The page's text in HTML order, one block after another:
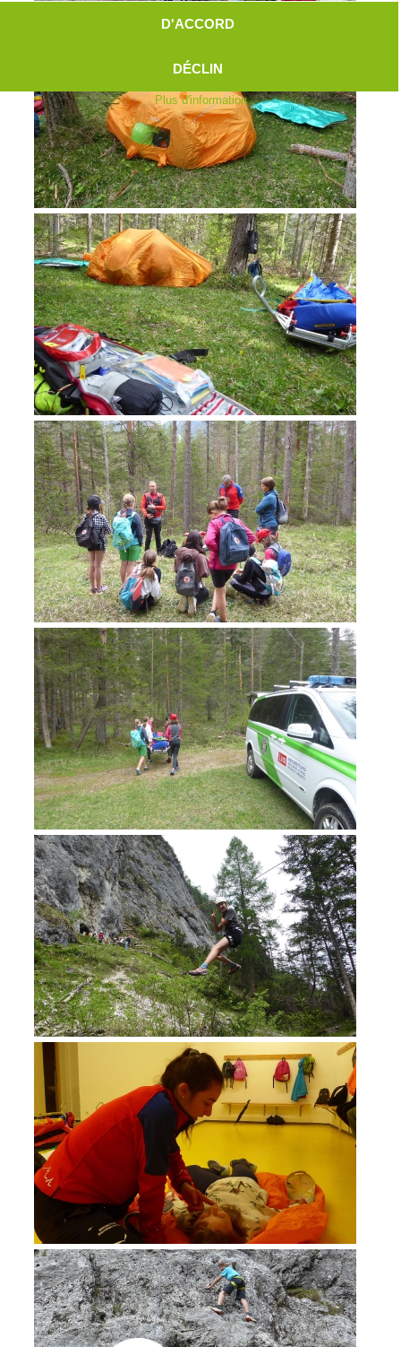
Aktuell
Jahresberichte
DEVENIR MEMBRE
Devenir membre
D'ACCORD
DÉCLIN
Plus d'information